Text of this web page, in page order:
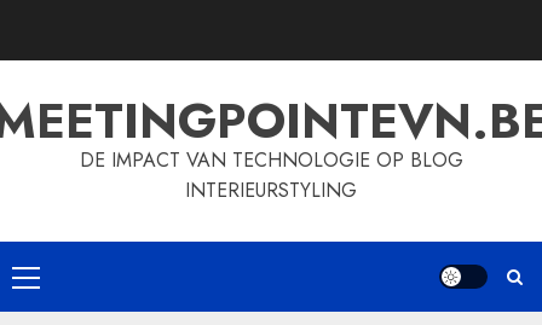
DE IMPACT VAN TECHNOLOGIE OP BLOG
INTERIEURSTYLING
Primary
Menu